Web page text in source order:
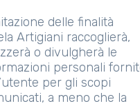
delle finalità
Artigiani raccoglierà,
o divulgherà le
personali
per gli scopi
a meno che la